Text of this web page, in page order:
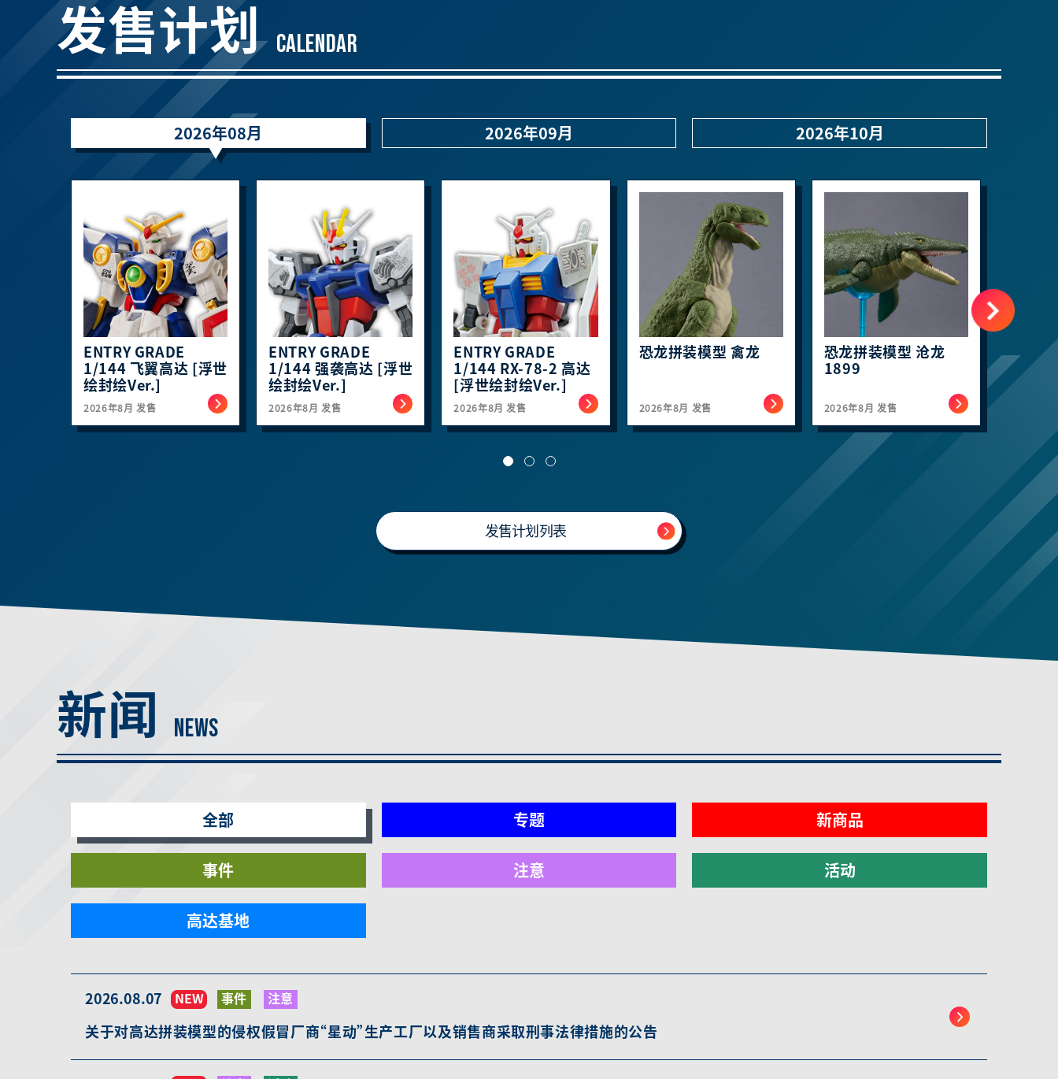
发售计划 CALENDAR
2026年08月 2026年09月 2026年10月
ENTRY GRADE
1/144 飞翼高达 [浮世
绘封绘Ver.]​​​
2026年8月 发售
ENTRY GRADE
1/144 强袭高达 [浮世
绘封绘Ver.]​​​
2026年8月 发售
ENTRY GRADE
1/144 RX-78-2 高达
[浮世绘封绘Ver.]
2026年8月 发售
恐龙拼装模型 禽龙
2026年8月 发售
恐龙拼装模型 沧龙
1899
2026年8月 发售
30MF
传（暂
发售计划列表
新闻 NEWS
全部 专题 新商品
事件 注意 活动
高达基地
2026.08.07 NEW 事件 注意
关于对高达拼装模型的侵权假冒厂商“星动”生产工厂以及销售商采取刑事法律措施的公告